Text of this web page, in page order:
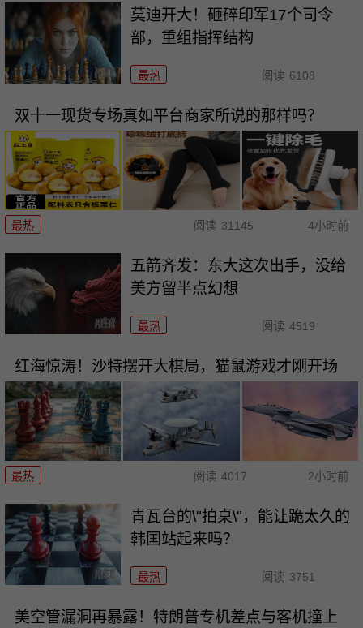
莫迪开大！砸碎印军17个司令
部，重组指挥结构
最热 阅读 6108
双十一现货专场真如平台商家所说的那样吗？
最热 阅读 31145 4小时前
五箭齐发：东大这次出手，没给
美方留半点幻想
最热 阅读 4519
红海惊涛！沙特摆开大棋局，猫鼠游戏才刚开场
最热 阅读 4017 2小时前
青瓦台的\"拍桌\"，能让跪太久的
韩国站起来吗？
最热 阅读 3751
美空管漏洞再暴露！特朗普专机差点与客机撞上